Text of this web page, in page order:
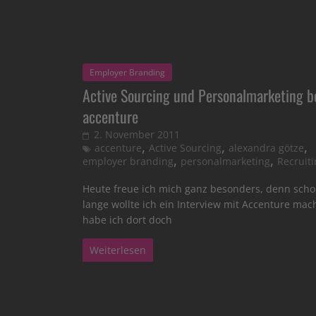
Employer Branding
Active Sourcing und Personalmarketing
accenture
2. November 2011
accenture, Active Sourcing, alexandra götze,
employer branding, personalmarketing,
Heute freue ich mich ganz besonders, denn
lange wollte ich ein Interview mit Accenture
habe ich dort doch
Weiterlesen